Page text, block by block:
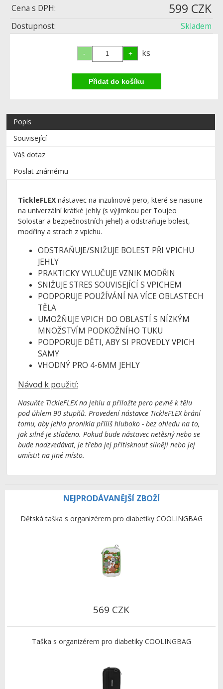
Cena s DPH: 599 CZK
Dostupnost: Skladem
ks
Popis
Související
Váš dotaz
Poslat známému
TickleFLEXnástavec na inzulinové pero, které se nasune
na univerzální krátké jehly (s výjimkou per Toujeo
Solostar a bezpečnostních jehel) a odstraňuje bolest,
modřiny a strach z vpichu.
ODSTRAŇUJE/SNIŽUJE BOLEST PŘI VPICHU
JEHLY
PRAKTICKY VYLUČUJE VZNIK MODŘIN
SNIŽUJE STRES SOUVISEJÍCÍ S VPICHEM
PODPORUJE POUŽÍVÁNÍ NA VÍCE OBLASTECH
TĚLA
UMOŽŇUJE VPICH DO OBLASTÍ S NÍZKÝM
MNOŽSTVÍM PODKOŽNÍHO TUKU
PODPORUJE DĚTI, ABY SI PROVEDLY VPICH
SAMY
VHODNÝ PRO 4-6MM JEHLY
Návod k použití:
Nasuňte TickleFLEX na jehlu a přiložte pero pevně k tělu
pod úhlem 90 stupňů. Provedení nástavce TickleFLEX brání
tomu, aby jehla pronikla příliš hluboko - bez ohledu na to,
jak silně je stlačeno. Pokud bude nástavec netěsný nebo se
bude nadzvedávat, je třeba jej přitisknout silněji nebo jej
umístit na jiné místo.
NEJPRODÁVANĚJŠÍ ZBOŽÍ
Dětská taška s organizérem pro diabetiky COOLINGBAG
569 CZK
Taška s organizérem pro diabetiky COOLINGBAG